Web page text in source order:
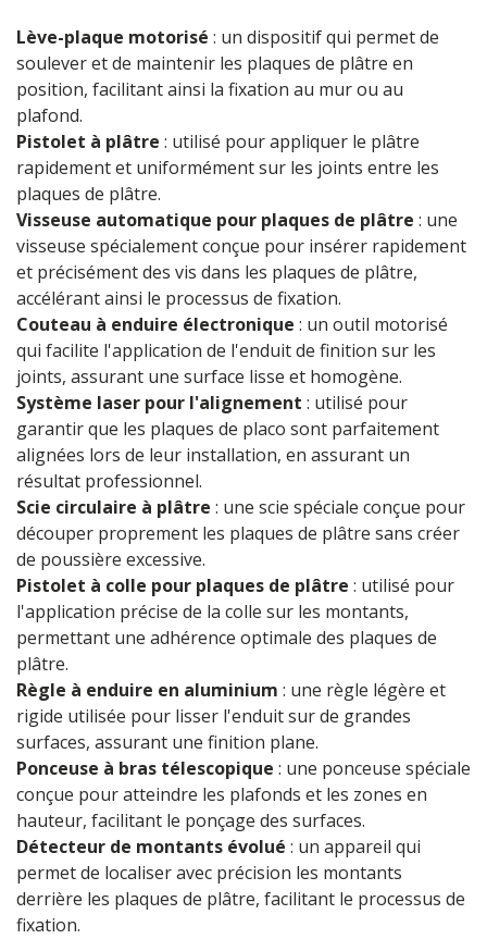
Lève-plaque motorisé : un dispositif qui permet de
soulever et de maintenir les plaques de plâtre en
position, facilitant ainsi la fixation au mur ou au
plafond.
Pistolet à plâtre : utilisé pour appliquer le plâtre
rapidement et uniformément sur les joints entre les
plaques de plâtre.
Visseuse automatique pour plaques de plâtre : une
visseuse spécialement conçue pour insérer rapidement
et précisément des vis dans les plaques de plâtre,
accélérant ainsi le processus de fixation.
Couteau à enduire électronique : un outil motorisé
qui facilite l'application de l'enduit de finition sur les
joints, assurant une surface lisse et homogène.
Système laser pour l'alignement : utilisé pour
garantir que les plaques de placo sont parfaitement
alignées lors de leur installation, en assurant un
résultat professionnel.
Scie circulaire à plâtre : une scie spéciale conçue pour
découper proprement les plaques de plâtre sans créer
de poussière excessive.
Pistolet à colle pour plaques de plâtre : utilisé pour
l'application précise de la colle sur les montants,
permettant une adhérence optimale des plaques de
plâtre.
Règle à enduire en aluminium : une règle légère et
rigide utilisée pour lisser l'enduit sur de grandes
surfaces, assurant une finition plane.
Ponceuse à bras télescopique : une ponceuse spéciale
conçue pour atteindre les plafonds et les zones en
hauteur, facilitant le ponçage des surfaces.
Détecteur de montants évolué : un appareil qui
permet de localiser avec précision les montants
derrière les plaques de plâtre, facilitant le processus de
fixation.